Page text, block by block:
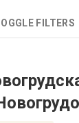
FILTERS